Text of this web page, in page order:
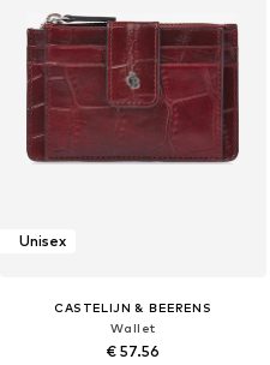
Unisex
CASTELIJN & BEERENS
Wallet
€ 57.56